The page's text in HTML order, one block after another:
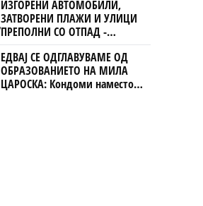
ИЗГОРЕНИ АВТОМОБИЛИ,
ЗАТВОРЕНИ ПЛАЖИ И УЛИЦИ
ПРЕПОЛНИ СО ОТПАД -
Фнидек во хаос по
мигрантскиот бран кон Сеута
ЕДВАЈ СЕ ОДГЛАВУВАМЕ ОД
ОБРАЗОВАНИЕТО НА МИЛА
ЦАРОСКА: Кондоми наместо